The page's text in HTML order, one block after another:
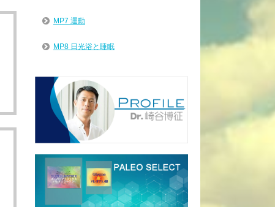
MP7 運動
MP8 日光浴と睡眠